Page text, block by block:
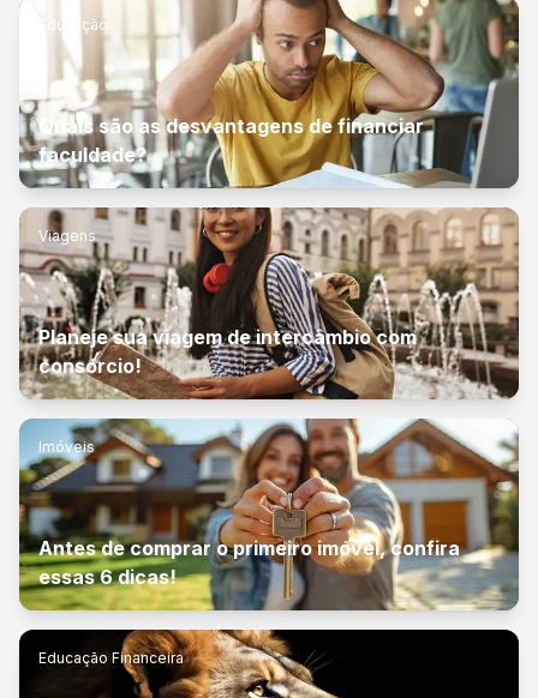
Educação
Quais são as desvantagens de financiar
faculdade?
Viagens
Planeje sua viagem de intercâmbio com
consórcio!
Imóveis
Antes de comprar o primeiro imóvel, confira
essas 6 dicas!
Educação Financeira